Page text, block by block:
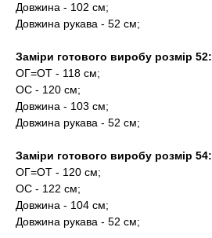
Довжина - 102 см;
Довжина рукава - 52 см;
Заміри готового виробу розмір 52:
ОГ=ОТ - 118 см;
ОС - 120 см;
Довжина - 103 см;
Довжина рукава - 52 см;
Заміри готового виробу розмір 54:
ОГ=ОТ - 120 см;
ОС - 122 см;
Довжина - 104 см;
Довжина рукава - 52 см;